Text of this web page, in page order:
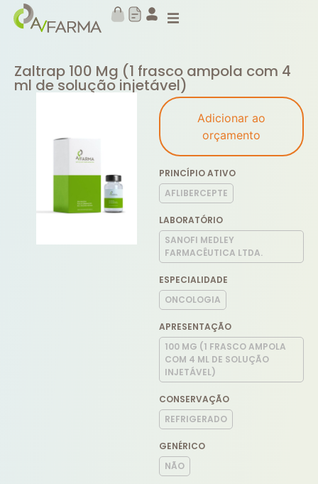
Zaltrap 100 Mg (1 frasco ampola com 4
ml de solução injetável)
Adicionar ao
orçamento
PRINCÍPIO ATIVO
AFLIBERCEPTE
LABORATÓRIO
SANOFI MEDLEY
FARMACÊUTICA LTDA.
ESPECIALIDADE
ONCOLOGIA
APRESENTAÇÃO
100 MG (1 FRASCO AMPOLA
COM 4 ML DE SOLUÇÃO
INJETÁVEL)
CONSERVAÇÃO
REFRIGERADO
GENÉRICO
NÃO